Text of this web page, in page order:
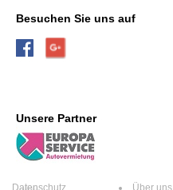
Besuchen Sie uns auf
Unsere Partner